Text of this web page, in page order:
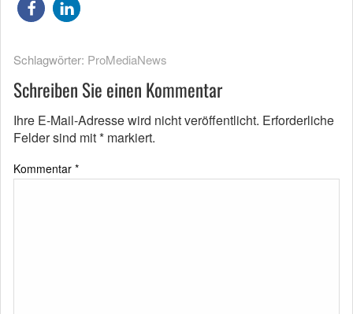
Schlagwörter: ProMediaNews
Schreiben Sie einen Kommentar
Ihre E-Mail-Adresse wird nicht veröffentlicht. Erforderliche
Felder sind mit* markiert.
Kommentar *